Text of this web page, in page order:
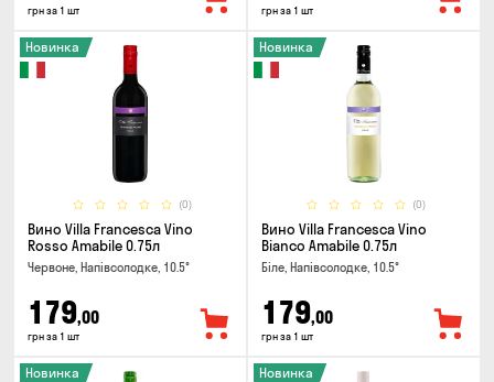
грн за 1 шт грн за 1 шт
(0)
Новинка
Вино Villa Francesca Vino
Rosso Amabile 0.75л
Червоне, Напівсолодке, 10.5°
179,00
грн за 1 шт
(0)
Новинка
Вино Villa Francesca Vino
Bianco Amabile 0.75л
Біле, Напівсолодке, 10.5°
179,00
грн за 1 шт
Новинка Новинка